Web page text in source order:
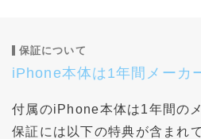
保証について
iPhone本体は1年間メーカ
付属のiPhone本体は1年間の
保証には以下の特典が含まれ